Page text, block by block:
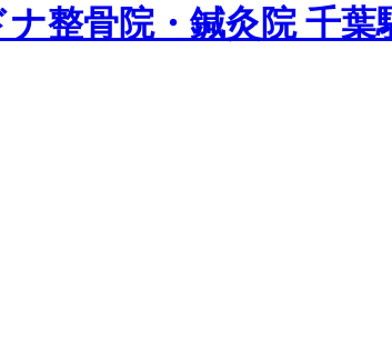
整骨院・鍼灸院 千葉